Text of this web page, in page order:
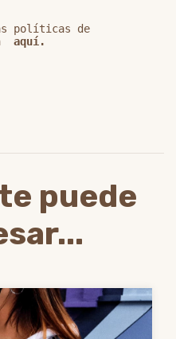
políticas de
aquí.
puede